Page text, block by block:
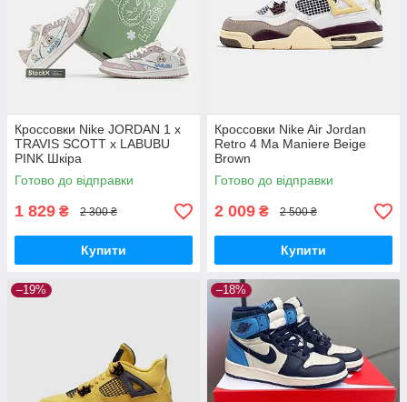
Кроссовки Nike JORDAN 1 x
TRAVIS SCOTT x LABUBU
PINK Шкіра
Готово до відправки
1 829 ₴ 2 300 ₴
Купити
Кроссовки Nike Air Jordan
Retro 4 Ma Maniere Beige
Brown
Готово до відправки
2 009 ₴ 2 500 ₴
Купити
–19% –18%